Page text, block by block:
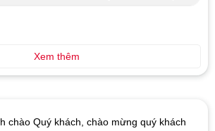
Quý khách, chào mừng quý khách
Xem thêm